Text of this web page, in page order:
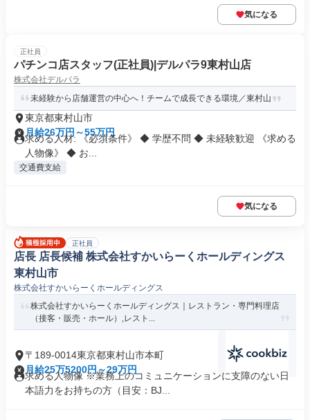
気になる
正社員
パチンコ店スタッフ(正社員)|デルパラ9東村山店
株式会社デルパラ
未経験から店舗運営の中心へ！チームで成長できる環境／東村山
東京都東村山市
月給26万円～55万円
求める人材: 《必須条件》 ◆ 学歴不問 ◆ 未経験歓迎 《求める
人物像》 ◆ お...
交通費支給
気になる
正社員
店長 店長候補 株式会社すかいらーくホールディングス
東村山市
株式会社すかいらーくホールディングス
株式会社すかいらーくホールディングス｜レストラン・専門料理店
（接客・販売・ホール）,レスト...
〒189-0014東京都東村山市本町
月給25万5200円～29万円
求める人物像 ※業務上のコミュニケーションに支障のない日
本語力をお持ちの方（目安：BJ...